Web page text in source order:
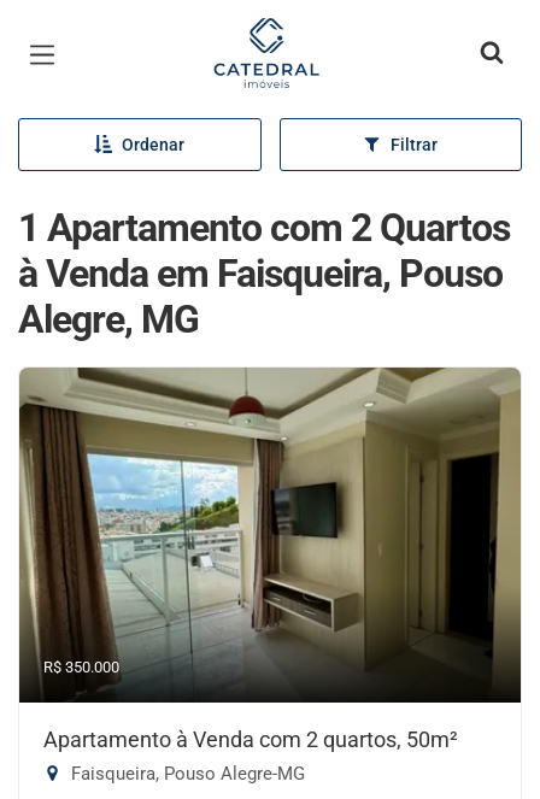
Página inicial
Ordenar Filtrar
1 Apartamento com 2 Quartos
à Venda em Faisqueira, Pouso
Alegre, MG
R$ 350.000
Apartamento à Venda com 2 quartos, 50m²
Faisqueira, Pouso Alegre-MG